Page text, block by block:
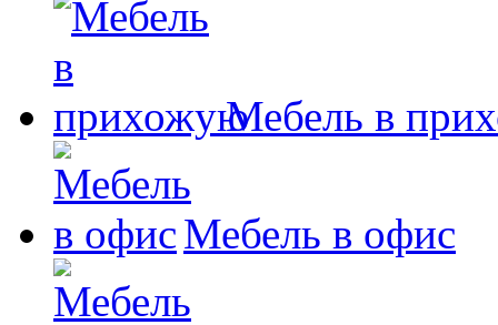
Мебель в
Мебель в офис